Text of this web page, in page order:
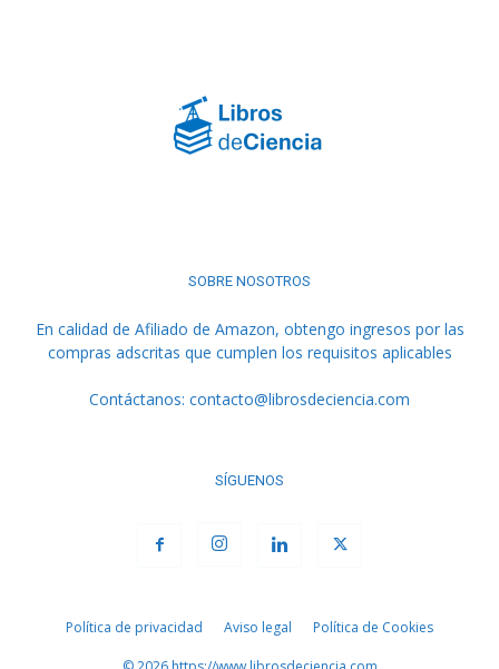
SOBRE NOSOTROS
En calidad de Afiliado de Amazon, obtengo ingresos por las
compras adscritas que cumplen los requisitos aplicables
Contáctanos: contacto@librosdeciencia.com
SÍGUENOS
Política de privacidad Aviso legal Política de Cookies